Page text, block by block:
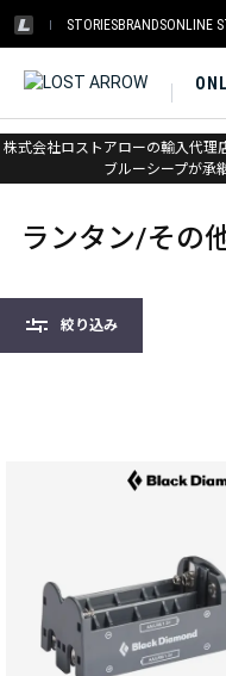
STORIESBRANDSONLINE
株式会社ロストアローの輸入代理
ブルーシープが承
ホーム > ヘッドランプ&ランタ
ランタン/その
絞り込み